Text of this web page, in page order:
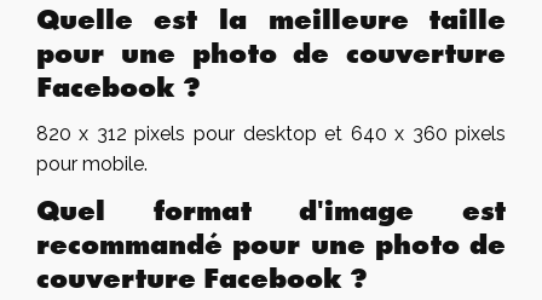
Quelle est la meilleure taille
pour une photo de couverture
Facebook ?
820 x 312 pixels pour desktop et 640 x 360 pixels
pour mobile.
Quel format d'image est
recommandé pour une photo de
couverture Facebook ?